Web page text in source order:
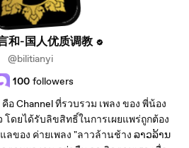
和-国人优质调教
@bilitianyi
100 followers
อ Channel ที่รวบรวม เพลง ของ พี่น้อง
โดยได้รับลิขสิทธิ์ในการเผยแพร่ถูกต้อง
ลของ ค่ายเพลง "ลาวล้านช้าง ລາວລ້ານ